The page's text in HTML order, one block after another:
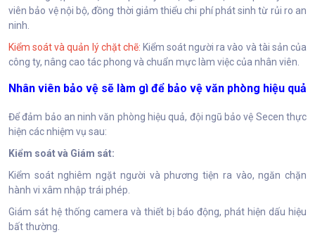
viên bảo vệ nội bộ, đồng thời giảm thiểu chi phí phát sinh từ rủi ro an
ninh.
Kiểm soát và quản lý chặt chẽ: Kiểm soát người ra vào và tài sản của
công ty, nâng cao tác phong và chuẩn mực làm việc của nhân viên.
Nhân viên bảo vệ sẽ làm gì để bảo vệ văn phòng hiệu quả
Để đảm bảo an ninh văn phòng hiệu quả, đội ngũ bảo vệ Secen thực
hiện các nhiệm vụ sau:
Kiểm soát và Giám sát:
Kiểm soát nghiêm ngặt người và phương tiện ra vào, ngăn chặn
hành vi xâm nhập trái phép.
Giám sát hệ thống camera và thiết bị báo động, phát hiện dấu hiệu
bất thường.